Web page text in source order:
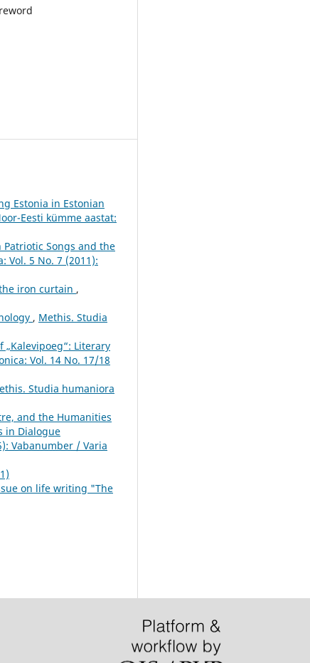
Estonia in Estonian
Eesti kümme aastat:
Songs and the
Vol. 5 No. 7 (2011):
iron curtain ,
, Methis. Studia
Literary
Vol. 14 No. 17/18
Studia humaniora
and the Humanities
in Dialogue
Vabanumber / Varia
on life writing "The